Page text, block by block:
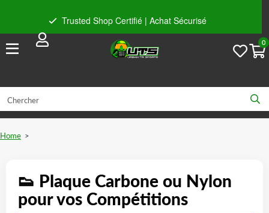
Trusted Shop Certifié | Achat Sécurisé
Conseils personnels 0
Home >
👟 Plaque Carbone ou Nylon
pour vos Compétitions